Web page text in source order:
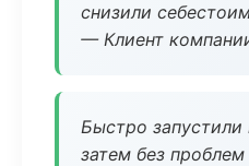
снизили
— Клиент
Быстро
затем без